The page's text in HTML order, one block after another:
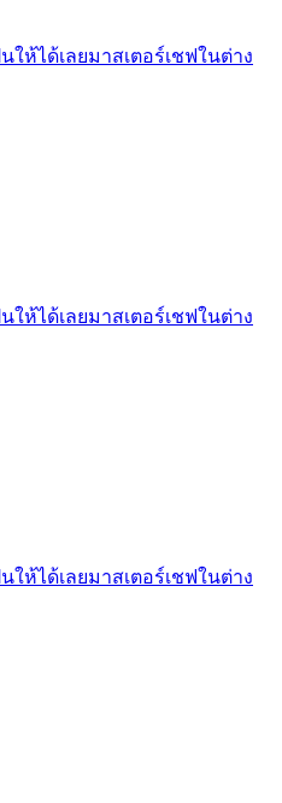
นให้ได้เลยมาสเตอร์เชฟในต่าง
นให้ได้เลยมาสเตอร์เชฟในต่าง
นให้ได้เลยมาสเตอร์เชฟในต่าง